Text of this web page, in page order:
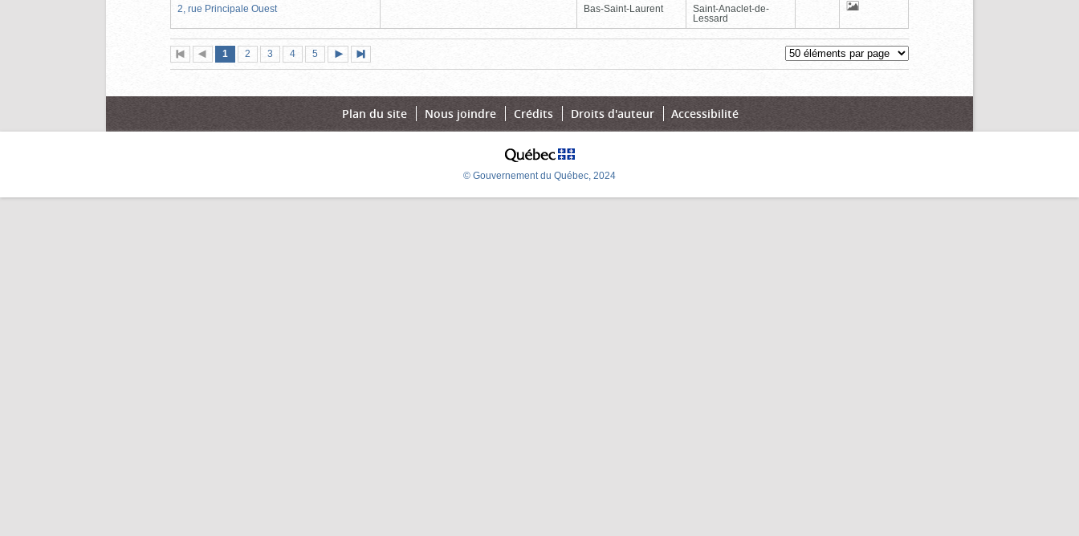
2, rue Principale Ouest Bas-Saint-Laurent
Saint-Anaclet-de-
Lessard
Première
page
Page
précédente
Page
1 (page
actuelle)
Page
2 Page
3 Page
4 Page
5
suivante
page
Plan du site Nous joindre Crédits Droits d'auteur Accessibilité
© Gouvernement du Québec, 2024